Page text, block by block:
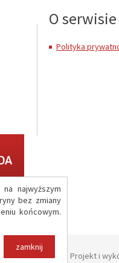
najwyższym
bez zmiany
końcowym.
zamknij
O serwisie
Polityka
Projekt i